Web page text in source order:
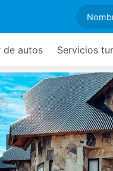
de autos Servicios